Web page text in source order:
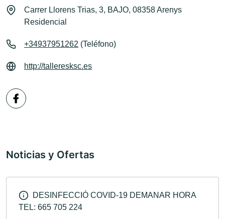
Carrer Llorens Trias, 3, BAJO, 08358 Arenys
Residencial
+34937951262 (Teléfono)
http://talleresksc.es
Noticias y Ofertas
DESINFECCIÓ COVID-19 DEMANAR HORA
TEL: 665 705 224